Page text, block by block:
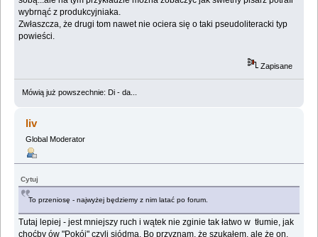
wybrnąć z produkcyjniaka.
Zwłaszcza, że drugi tom nawet nie ociera się o taki pseudoliteracki typ
powieści.
Zapisane
Mówią już powszechnie: Di - da...
liv
Global Moderator
Cytuj
To przeniosę - najwyżej będziemy z nim latać po forum.
Tutaj lepiej - jest mniejszy ruch i wątek nie zginie tak łatwo w tłumie, jak
choćby ów "Pokój" czyli siódma. Bo przyznam, że szukałem, ale że on,